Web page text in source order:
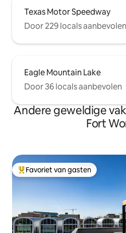
Texas Motor Speedway
Door 229 locals aanbevolen
Eagle Mountain Lake
Door 36 locals aanbevolen
Andere geweldige
Fort
Topfavoriet van gasten
Favoriet van gasten